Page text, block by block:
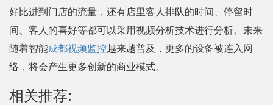
好比进到门店的流量，还有店里客人排队的时间、停留时
间、客人的喜好等都可以采用视频分析技术进行分析。未来
随着智能成都视频监控越来越普及，更多的设备被连入网
络，将会产生更多创新的商业模式。
相关推荐: